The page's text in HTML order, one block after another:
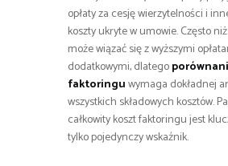
opłaty za cesję wierzytelności i
koszty ukryte w umowie. Często
może wiązać się z wyższymi
dodatkowymi, dlatego
faktoringuwymaga dokładnej
wszystkich składowych kosztów.
całkowity koszt faktoringu jest
tylko pojedynczy wskaźnik.